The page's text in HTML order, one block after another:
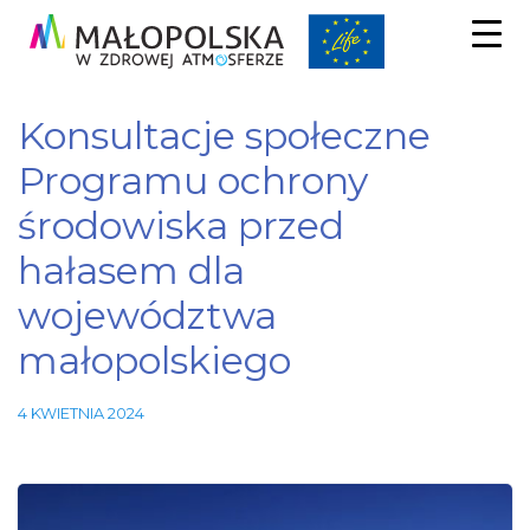
Konsultacje społeczne
Programu ochrony
środowiska przed
hałasem dla
województwa
małopolskiego
4 KWIETNIA 2024